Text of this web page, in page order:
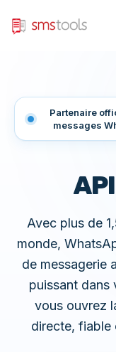
Partenaire
messages
Avec plus de
monde,
de messagerie
puissant dans
vous ouvrez
directe, fiable